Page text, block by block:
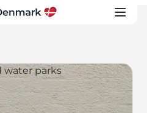
water parks